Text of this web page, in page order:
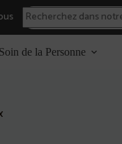
Soin de la Personne